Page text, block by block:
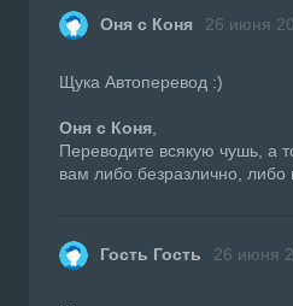
Оня с Коня 26 июня
Щука Автоперевод :)
Оня с Коня
Переводите всякую чушь, а
вам либо безразлично,
Гость Гость 26 июня